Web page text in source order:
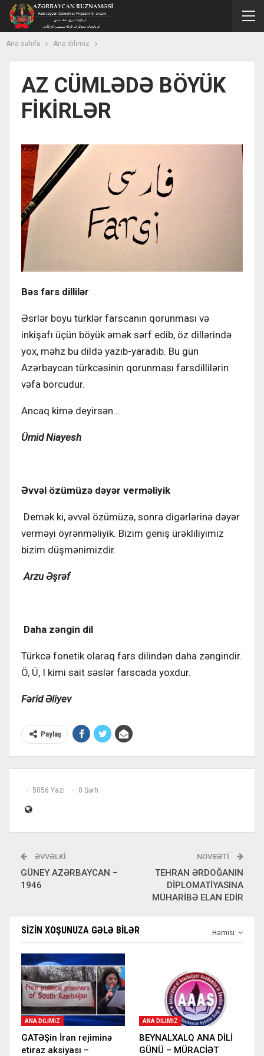
Ana səhifə Ana dilimiz
AZ CÜMLƏDƏ BÖYÜK
FİKİRLƏR
Bəs fars dillilər
Əsrlər boyu türklər farscanın qorunması və
inkişafı üçün böyük əmək sərf edib, öz dillərində
yox, məhz bu dildə yazıb-yaradıb. Bu gün
Azərbaycan türkcəsinin qorunması farsdillilərin
vəfa borcudur.
Ancaq kimə deyirsən…
Ümid Niayesh
Əvvəl özümüzə dəyər verməliyik
Demək ki, əvvəl özümüzə, sonra digərlərinə dəyər
verməyi öyrənməliyik. Bizim geniş ürəkliliyimiz
bizim düşmənimizdir.
Arzu Əşrəf
Daha zəngin dil
Türkcə fonetik olaraq fars dilindən daha zəngindir.
Ö, Ü, I kimi sait səslər farscada yoxdur.
Fərid Əliyev
Paylaş
5056 Yazı 0 Şərh
ƏVVƏLKI
GÜNEY AZƏRBAYCAN –
1946
NÖVBƏTI
TEHRAN ƏRDOĞANIN
DİPLOMATİYASINA
MÜHARİBƏ ELAN EDİR
Hamısı
SIZIN XOŞUNUZA GƏLƏ BILƏR
ANA DILIMIZ
GATƏŞin İran rejiminə
etiraz aksiyası –
ANA DILIMIZ
BEYNALXALQ ANA DİLİ
GÜNÜ – MÜRACİƏT